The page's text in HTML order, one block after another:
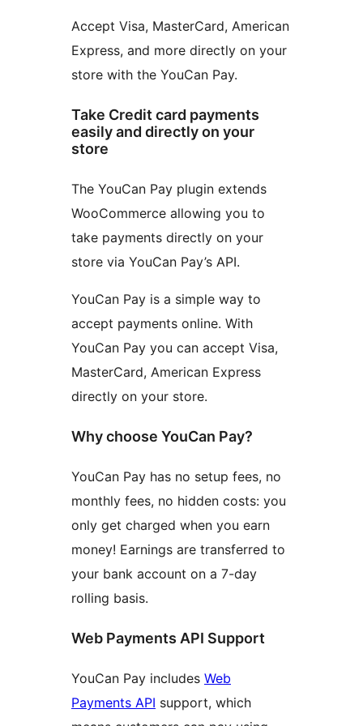
Accept Visa, MasterCard, American
Express, and more directly on your
store with the YouCan Pay.
Take Credit card payments
easily and directly on your
store
The YouCan Pay plugin extends
WooCommerce allowing you to
take payments directly on your
store via YouCan Pay’s API.
YouCan Pay is a simple way to
accept payments online. With
YouCan Pay you can accept Visa,
MasterCard, American Express
directly on your store.
Why choose YouCan Pay?
YouCan Pay has no setup fees, no
monthly fees, no hidden costs: you
only get charged when you earn
money! Earnings are transferred to
your bank account on a 7-day
rolling basis.
Web Payments API Support
YouCan Pay includes Web
Payments API support, which